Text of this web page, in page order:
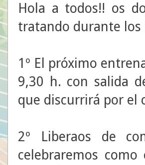
Hola a todos!! os
tratando durante
1º El próximo
9,30 h. con salida
que discurrirá por el
2º Liberaos de
celebraremos